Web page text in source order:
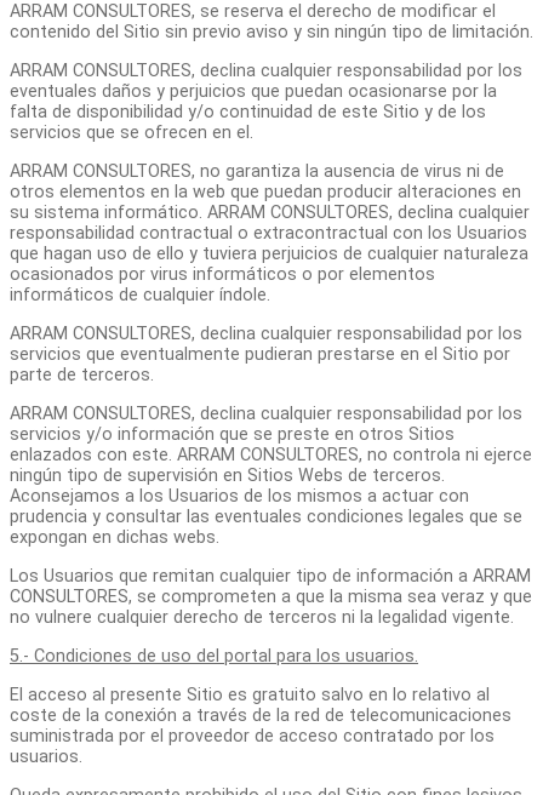
ARRAM CONSULTORES, se reserva el derecho de modificar el
contenido del Sitio sin previo aviso y sin ningún tipo de limitación.
ARRAM CONSULTORES, declina cualquier responsabilidad por los
eventuales daños y perjuicios que puedan ocasionarse por la
falta de disponibilidad y/o continuidad de este Sitio y de los
servicios que se ofrecen en el.
ARRAM CONSULTORES, no garantiza la ausencia de virus ni de
otros elementos en la web que puedan producir alteraciones en
su sistema informático. ARRAM CONSULTORES, declina cualquier
responsabilidad contractual o extracontractual con los Usuarios
que hagan uso de ello y tuviera perjuicios de cualquier naturaleza
ocasionados por virus informáticos o por elementos
informáticos de cualquier índole.
ARRAM CONSULTORES, declina cualquier responsabilidad por los
servicios que eventualmente pudieran prestarse en el Sitio por
parte de terceros.
ARRAM CONSULTORES, declina cualquier responsabilidad por los
servicios y/o información que se preste en otros Sitios
enlazados con este. ARRAM CONSULTORES, no controla ni ejerce
ningún tipo de supervisión en Sitios Webs de terceros.
Aconsejamos a los Usuarios de los mismos a actuar con
prudencia y consultar las eventuales condiciones legales que se
expongan en dichas webs.
Los Usuarios que remitan cualquier tipo de información a ARRAM
CONSULTORES, se comprometen a que la misma sea veraz y que
no vulnere cualquier derecho de terceros ni la legalidad vigente.
5.- Condiciones de uso del portal para los usuarios.
El acceso al presente Sitio es gratuito salvo en lo relativo al
coste de la conexión a través de la red de telecomunicaciones
suministrada por el proveedor de acceso contratado por los
usuarios.